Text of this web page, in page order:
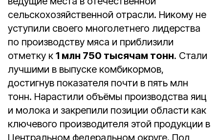
сельскохозяйственной отрасли. Никому не
уступили своего многолетнего лидерства
по производству мяса и приблизили
отметку к 1 млн 750 тысячам тонн. Стали
лучшими в выпуске комбикормов,
достигнув показателя почти в пять млн
тонн. Нарастили объёмы производства яиц
и молока и закрепили позиции области как
ключевого производителя этой продукции в
Центральном федеральном округе. Под